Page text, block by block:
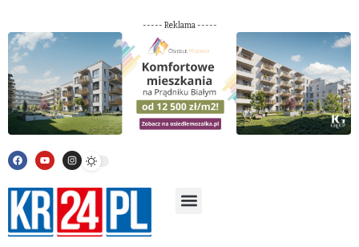
----- Reklama -----